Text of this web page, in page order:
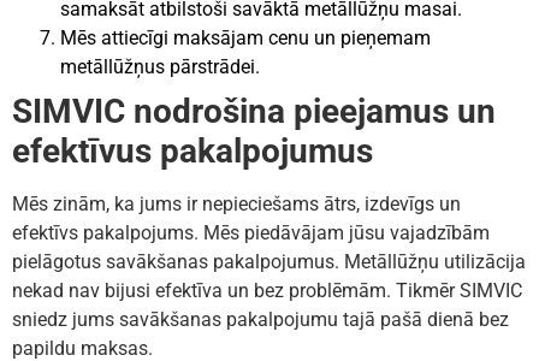
samaksāt atbilstoši savāktā metāllūžņu masai.
Mēs attiecīgi maksājam cenu un pieņemam
metāllūžņus pārstrādei.
SIMVIC nodrošina pieejamus un
efektīvus pakalpojumus
Mēs zinām, ka jums ir nepieciešams ātrs, izdevīgs un
efektīvs pakalpojums. Mēs piedāvājam jūsu vajadzībām
pielāgotus savākšanas pakalpojumus. Metāllūžņu utilizācija
nekad nav bijusi efektīva un bez problēmām. Tikmēr SIMVIC
sniedz jums savākšanas pakalpojumu tajā pašā dienā bez
papildu maksas.